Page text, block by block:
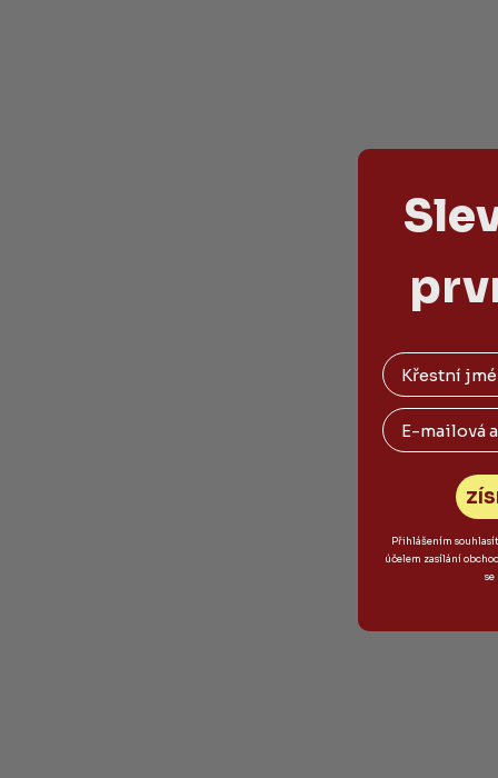
Email
Přihlášením
účelem zasílání